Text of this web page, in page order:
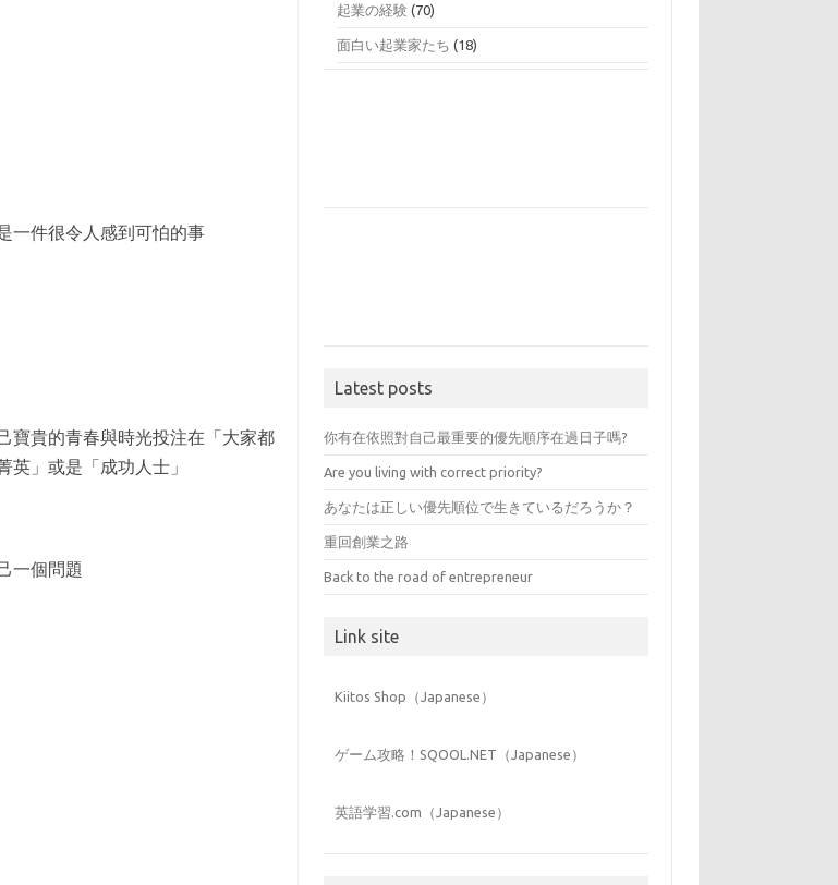
一件很令人感到可怕的事
寶貴的青春與時光投注在「大家都
」或是「成功人士」
一個問題
起業の経験 (70)
面白い起業家たち (18)
Latest posts
你有在依照對自己最重要的優先順序在過日子嗎?
Are you living with correct priority?
あなたは正しい優先順位で生きているだろうか？
重回創業之路
Back to the road of entrepreneur
Link site
Kiitos Shop（Japanese）
ゲーム攻略！SQOOL.NET（Japanese）
英語学習.com（Japanese）